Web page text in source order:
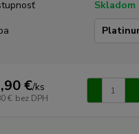
Skladom
€/ks
€ bez DPH